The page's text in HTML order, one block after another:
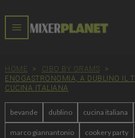
HOME > CIBO BY GRAMS
>
ENOGASTRONOMIA, A DUBLINO IL
CUCINA ITALIANA
bevande dublino cucina italiana
marco giannantonio cookery party